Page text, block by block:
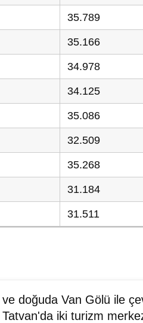
35.789
35.166
34.978
34.125
35.086
32.509
35.268
31.184
31.511
doğuda Van Gölü ile
iki turizm